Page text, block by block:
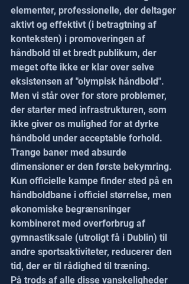
elementer, professionelle, der deltager
aktivt og effektivt (i betragtning af
konteksten) i promoveringen af
håndbold til et bredt publikum, der
meget ofte ikke er klar over selve
eksistensen af "olympisk håndbold".
Men vi står over for store problemer,
der starter med infrastrukturen, som
ikke giver os mulighed for at dyrke
håndbold under acceptable forhold.
Trange baner med absurde
dimensioner er den første bekymring.
Kun officielle kampe finder sted på en
håndboldbane i officiel størrelse, men
økonomiske begrænsninger
kombineret med overforbrug af
gymnastiksale (utroligt få i Dublin) til
andre sportsaktiviteter, reducerer den
tid, der er til rådighed til træning.
På trods af alle disse vanskeligheder